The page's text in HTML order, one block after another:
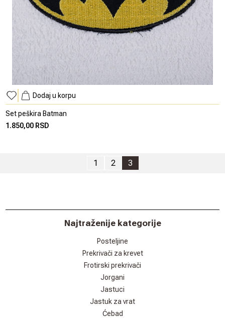
Dodaj u korpu
Set peškira Batman
1.850,00 RSD
1 2 3
Najtraženije kategorije
Posteljine
Prekrivači za krevet
Frotirski prekrivači
Jorgani
Jastuci
Jastuk za vrat
Ćebad